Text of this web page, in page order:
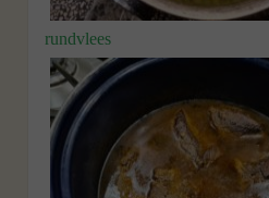
rundvlees